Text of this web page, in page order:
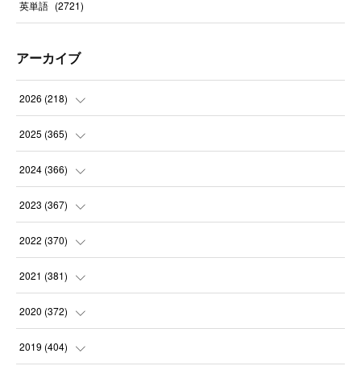
英単語 (2721)
アーカイブ
2026 (218)
(7)
(31
(30
(31
2025 (365)
(31
(30
(31
(30
2024 (366)
(32
(30
(31
(30
2023 (367)
(31
(31
(31
(30
2022 (370)
(31
(31
(31
2021 (381)
(35
(37
2020 (372)
(32
2019 (404)